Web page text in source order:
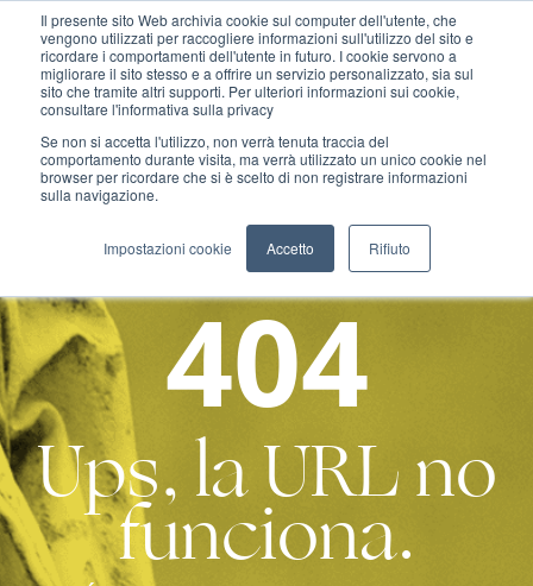
Il presente sito Web archivia cookie sul computer dell'utente, che
vengono utilizzati per raccogliere informazioni sull'utilizzo del sito e
ricordare i comportamenti dell'utente in futuro. I cookie servono a
migliorare il sito stesso e a offrire un servizio personalizzato, sia sul
sito che tramite altri supporti. Per ulteriori informazioni sui cookie,
consultare l'informativa sulla privacy
Se non si accetta l'utilizzo, non verrà tenuta traccia del
comportamento durante visita, ma verrà utilizzato un unico cookie nel
browser per ricordare che si è scelto di non registrare informazioni
sulla navigazione.
Impostazioni cookie Accetto Rifiuto
MENU
404
Ups, la URL no
funciona.